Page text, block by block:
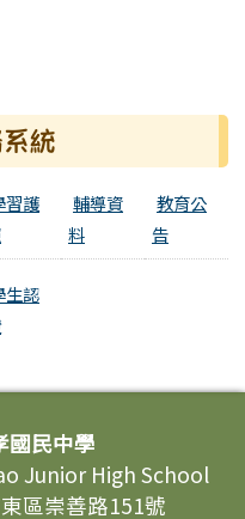
統
習護
輔導資
料
教育公
告
生認
國民中學
Junior High School
區崇善路151號